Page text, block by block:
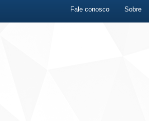
Fale conosco Sobre